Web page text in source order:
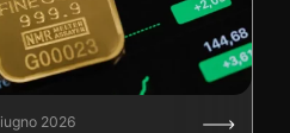
2026